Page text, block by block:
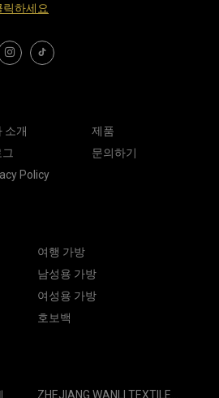
릭하세요
소개
제품
문의하기
Policy
여행 가방
남성용 가방
여성용 가방
호보백
ZHEJIANG WANLI TEXTILE